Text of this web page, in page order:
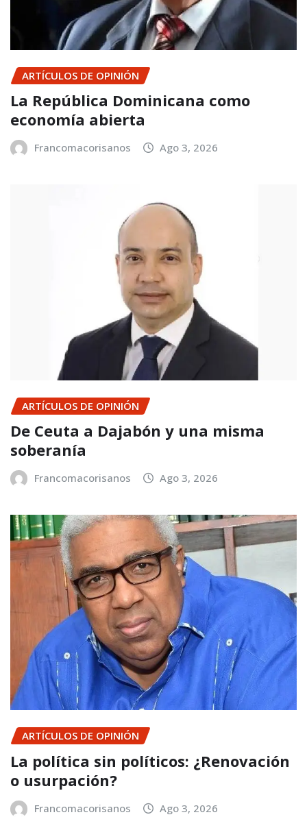
ARTÍCULOS DE OPINIÓN
La República Dominicana como
economía abierta
Francomacorisanos Ago 3, 2026
ARTÍCULOS DE OPINIÓN
De Ceuta a Dajabón y una misma
soberanía
Francomacorisanos Ago 3, 2026
ARTÍCULOS DE OPINIÓN
La política sin políticos: ¿Renovación
o usurpación?
Francomacorisanos Ago 3, 2026